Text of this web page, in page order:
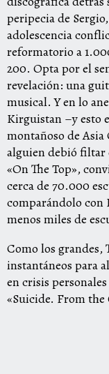
peripecia de
adolescencia
reformatorio a
200. Opta por el
revelación: una
musical. Y en lo
Kirguistan –y esto
montañoso de
alguien debió filtar
«On The Top»,
cerca de 70.000
comparándolo con
menos miles de
Como los grandes,
instantáneos para
en crisis
«Suicide. From the